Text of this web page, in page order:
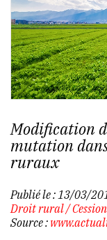
Modification
mutation
ruraux
Publié le : 13/03/
Droit rural/
Source :